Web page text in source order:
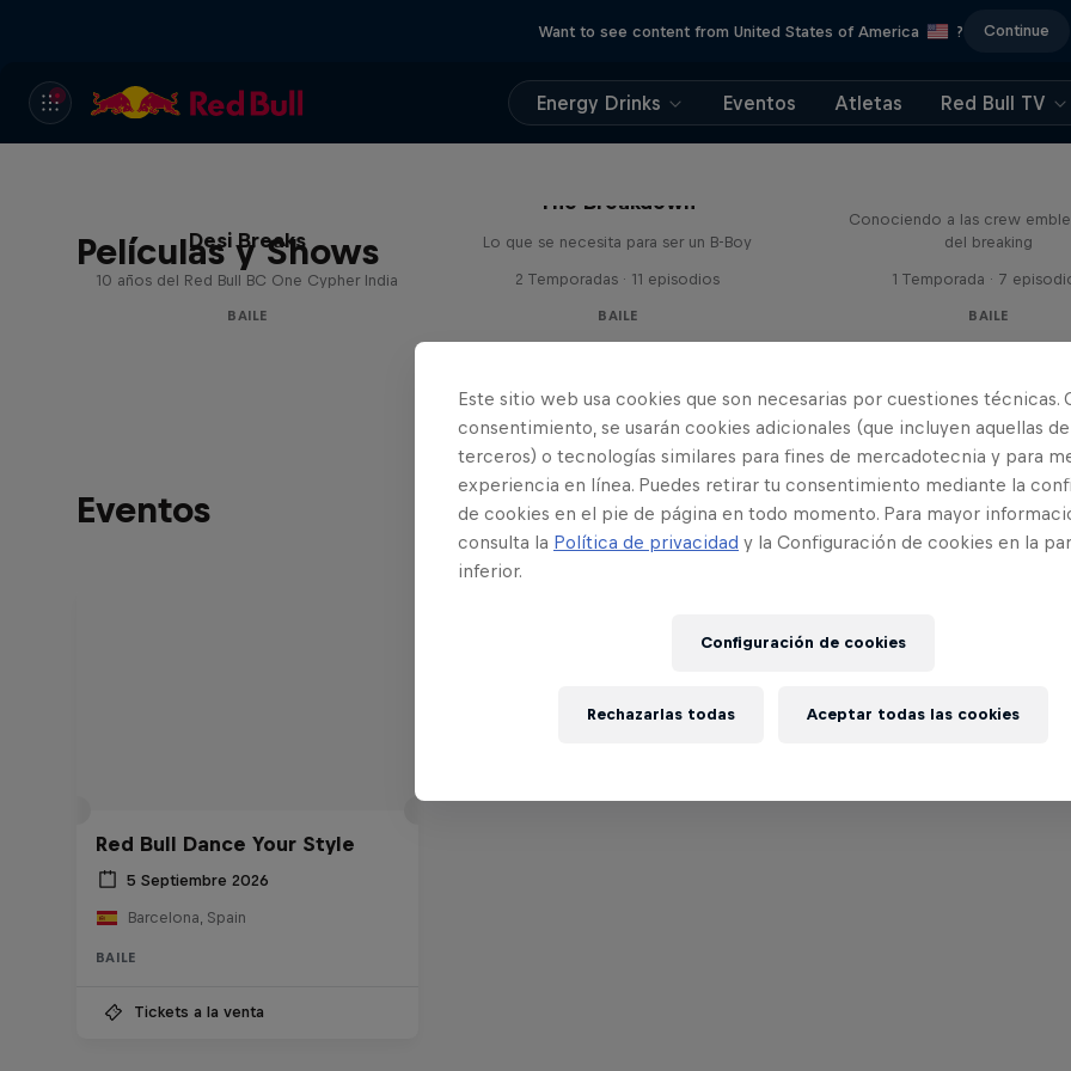
Want to see content from United States of America ? Continue
Energy Drinks Eventos Atletas Red Bull TV
Películas y Shows
Desi Breaks
10 años del Red Bull BC One Cypher India
BAILE
The Breakdown
Lo que se necesita para ser un B-Boy
2 Temporadas · 11 episodios
BAILE
Conociendo a las crew
del breaking
1 Temporada · 7
BAILE
Eventos
Red Bull Dance Your Style
5 Septiembre 2026
Barcelona, Spain
BAILE
Tickets a la venta
Este sitio web usa cookies que son necesarias por cuestiones técnicas.
consentimiento, se usarán cookies adicionales (que incluyen aquellas de
terceros) o tecnologías similares para fines de mercadotecnia y para
experiencia en línea. Puedes retirar tu consentimiento mediante la
de cookies en el pie de página en todo momento. Para mayor
consulta la Política de privacidad y la Configuración de cookies en la
inferior.
Configuración de cookies
Rechazarlas todas Aceptar todas las cookies